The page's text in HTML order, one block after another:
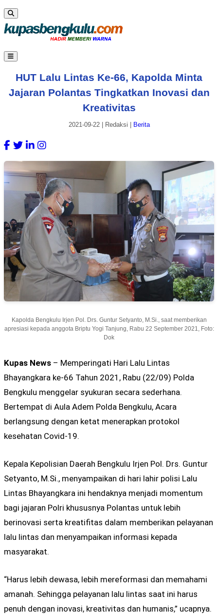
HUT Lalu Lintas Ke-66, Kapolda Minta
Jajaran Polantas Tingkatkan Inovasi dan
Kreativitas
2021-09-22| Redaksi Berita
Kapolda Bengkulu Irjen Pol. Drs. Guntur Setyanto, M.Si., saat memberikan
apresiasi kepada anggota Briptu Yogi Tanjung, Rabu 22 September 2021, Foto:
Dok
Kupas News – Memperingati Hari Lalu Lintas
Bhayangkara ke-66 Tahun 2021, Rabu (22/09) Polda
Bengkulu menggelar syukuran secara sederhana.
Bertempat di Aula Adem Polda Bengkulu, Acara
berlangsung dengan ketat menerapkan protokol
kesehatan Covid-19.
Kepala Kepolisian Daerah Bengkulu Irjen Pol. Drs. Guntur
Setyanto, M.Si., menyampaikan di hari lahir polisi Lalu
Lintas Bhayangkara ini hendaknya menjadi momentum
bagi jajaran Polri khususnya Polantas untuk lebih
berinovasi serta kreatifitas dalam memberikan pelayanan
lalu lintas dan menyampaikan informasi kepada
masyarakat.
“Harus lebih dewasa, lebih mereformasi dan memahami
amanah. Sehingga pelayanan lalu lintas saat ini harus
penuh dengan inovasi, kreativitas dan humanis,” ucapnya.